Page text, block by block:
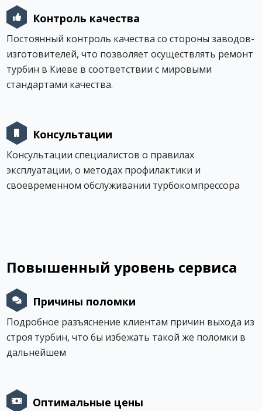
Контроль качества
Постоянный контроль качества со стороны заводов-
изготовителей, что позволяет осуществлять ремонт
турбин в Киеве в соответствии с мировыми
стандартами качества.
Консультации
Консультации специалистов о правилах
эксплуатации, о методах профилактики и
своевременном обслуживании турбокомпрессора
Повышенный уровень сервиса
Причины поломки
Подробное разъяснение клиентам причин выхода из
строя турбин, что бы избежать такой же поломки в
дальнейшем
Оптимальные цены